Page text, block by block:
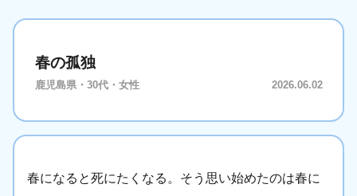
春の孤独
鹿児島県・30代・女性 2026.06.02
春になると死にたくなる。そう思い始めたのは春に